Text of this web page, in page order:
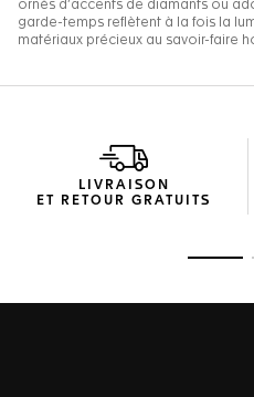
LIVRAISON
ET RETOUR GRATUITS